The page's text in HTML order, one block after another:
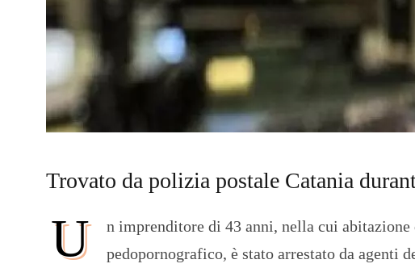
O
A
G
R
E
Trovato da polizia postale Catania
U
n imprenditore di 43 anni, nella cui
pedopornografico, è stato arrestato da agenti